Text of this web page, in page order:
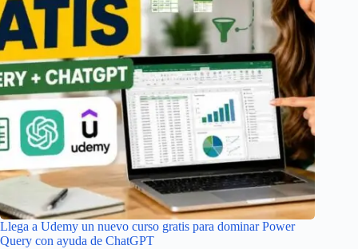
Llega a Udemy un nuevo curso gratis para dominar Power
Query con ayuda de ChatGPT